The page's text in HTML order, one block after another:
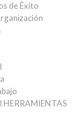
de Éxito
HERRAMIENTAS